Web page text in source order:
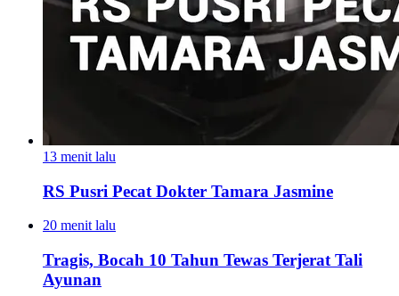
13 menit lalu
RS Pusri Pecat Dokter Tamara Jasmine
20 menit lalu
Tragis, Bocah 10 Tahun Tewas Terjerat Tali
Ayunan